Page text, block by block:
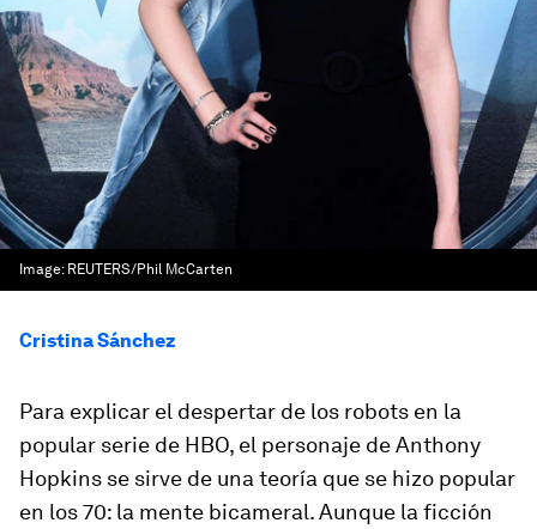
Image: REUTERS/Phil McCarten
Cristina Sánchez
Para explicar el despertar de los robots en la
popular serie de HBO, el personaje de Anthony
Hopkins se sirve de una teoría que se hizo popular
en los 70: la mente bicameral. Aunque la ficción